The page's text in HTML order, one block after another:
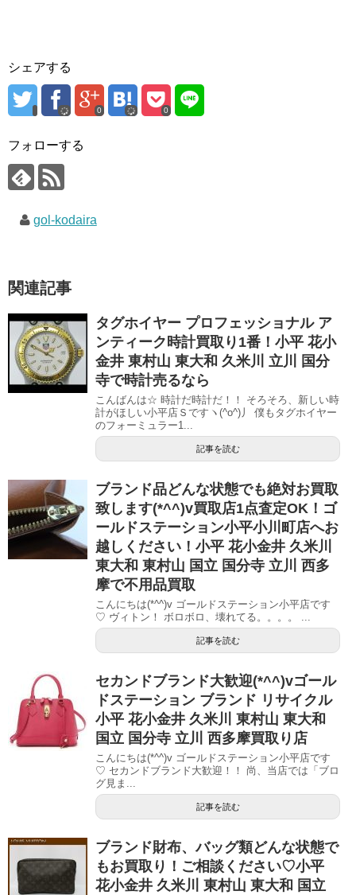
シェアする
0 0
フォローする
gol-kodaira
関連記事
タグホイヤー プロフェッショナル ア
ンティーク時計買取り1番！小平 花小
金井 東村山 東大和 久米川 立川 国分
寺で時計売るなら
こんばんは☆ 時計だ時計だ！！ そろそろ、新しい時
計がほしい小平店Ｓですヽ(^o^)丿 僕もタグホイヤー
のフォーミュラー1...
記事を読む
ブランド品どんな状態でも絶対お買取
致します(*^^)v買取店1点査定OK！ゴ
ールドステーション小平小川町店へお
越しください！小平 花小金井 久米川
東大和 東村山 国立 国分寺 立川 西多
摩で不用品買取
こんにちは(*^^)v ゴールドステーション小平店です
♡ ヴィトン！ ボロボロ、壊れてる。。。。 ...
記事を読む
セカンドブランド大歓迎(*^^)vゴール
ドステーション ブランド リサイクル
小平 花小金井 久米川 東村山 東大和
国立 国分寺 立川 西多摩買取り店
こんにちは(*^^)v ゴールドステーション小平店です
♡ セカンドブランド大歓迎！！ 尚、当店では「ブロ
グ見ま...
記事を読む
ブランド財布、バッグ類どんな状態で
もお買取り！ご相談ください♡小平
花小金井 久米川 東村山 東大和 国立